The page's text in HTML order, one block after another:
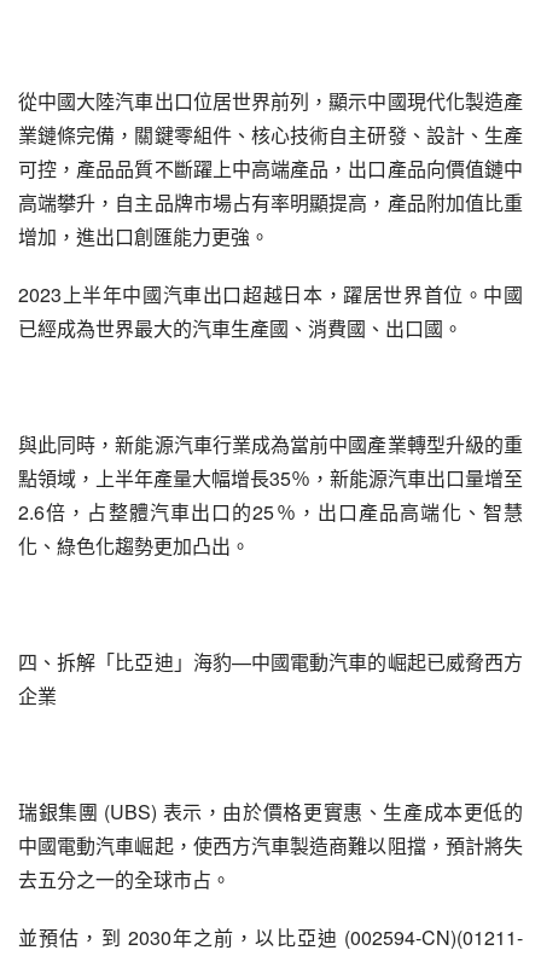
從中國大陸汽車出口位居世界前列，顯示中國現代化製造產
業鏈條完備，關鍵零組件、核心技術自主研發、設計、生產
可控，產品品質不斷躍上中高端產品，出口產品向價值鏈中
高端攀升，自主品牌市場占有率明顯提高，產品附加值比重
增加，進出口創匯能力更強。
2023上半年中國汽車出口超越日本，躍居世界首位。中國
已經成為世界最大的汽車生產國、消費國、出口國。
與此同時，新能源汽車行業成為當前中國產業轉型升級的重
點領域，上半年產量大幅增長35％，新能源汽車出口量增至
2.6倍，占整體汽車出口的25％，出口產品高端化、智慧
化、綠色化趨勢更加凸出。
四、拆解「比亞迪」海豹—中國電動汽車的崛起已威脅西方
企業
瑞銀集團 (UBS) 表示，由於價格更實惠、生產成本更低的
中國電動汽車崛起，使西方汽車製造商難以阻擋，預計將失
去五分之一的全球市占。
並預估，到 2030年之前，以比亞迪 (002594-CN)(01211-